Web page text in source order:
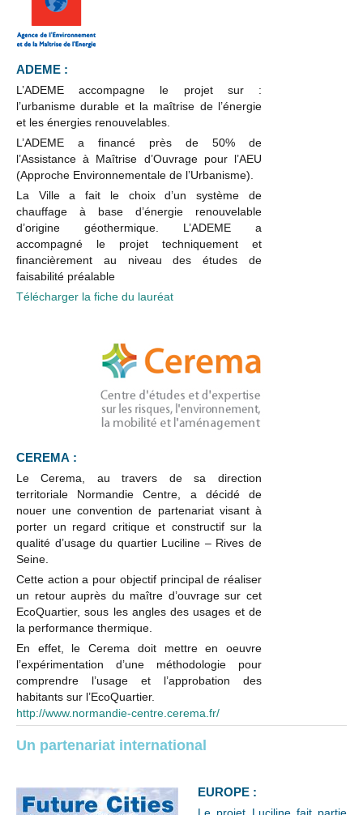
ADEME :
L’ADEME accompagne le projet sur :
l’urbanisme durable et la maîtrise de l’énergie
et les énergies renouvelables.
L’ADEME a financé près de 50% de
l’Assistance à Maîtrise d’Ouvrage pour l’AEU
(Approche Environnementale de l’Urbanisme).
La Ville a fait le choix d’un système de
chauffage à base d’énergie renouvelable
d’origine géothermique. L’ADEME a
accompagné le projet techniquement et
financièrement au niveau des études de
faisabilité préalable
Télécharger la fiche du lauréat
CEREMA :
Le Cerema, au travers de sa direction
territoriale Normandie Centre, a décidé de
nouer une convention de partenariat visant à
porter un regard critique et constructif sur la
qualité d’usage du quartier Luciline – Rives de
Seine.
Cette action a pour objectif principal de réaliser
un retour auprès du maître d’ouvrage sur cet
EcoQuartier, sous les angles des usages et de
la performance thermique.
En effet, le Cerema doit mettre en oeuvre
l’expérimentation d’une méthodologie pour
comprendre l’usage et l’approbation des
habitants sur l’EcoQuartier.
http://www.normandie-centre.cerema.fr/
Un partenariat international
EUROPE :